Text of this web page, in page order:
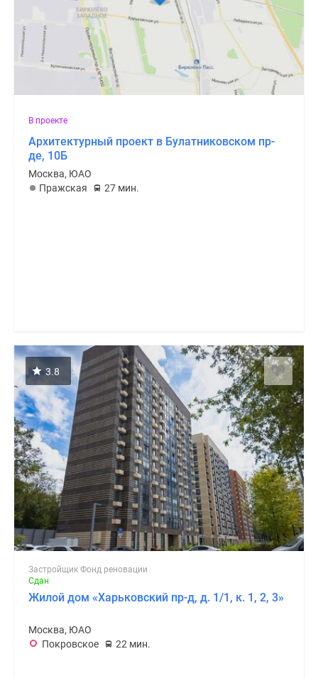
В проекте
Архитектурный проект в Булатниковском пр-
де, 10Б
Москва, ЮАО
Пражская
27 мин.
3.8
Застройщик Фонд реновации
Сдан
Жилой дом «Харьковский пр-д, д. 1/1, к. 1, 2, 3»
Москва, ЮАО
Покровское
22 мин.